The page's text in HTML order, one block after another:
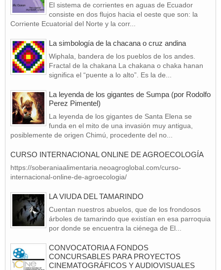
El sistema de corrientes en aguas de Ecuador
consiste en dos flujos hacia el oeste que son: la
Corriente Ecuatorial del Norte y la corr...
La simbología de la chacana o cruz andina
Wiphala, bandera de los pueblos de los andes.
Fractal de la chakana La chakana o chaka hanan
significa el “puente a lo alto”. Es la de...
La leyenda de los gigantes de Sumpa (por Rodolfo
Perez Pimentel)
La leyenda de los gigantes de Santa Elena se
funda en el mito de una invasión muy antigua,
posiblemente de origen Chimú, procedente del no...
CURSO INTERNACIONAL ONLINE DE AGROECOLOGÍA
https://soberaniaalimentaria.neoagroglobal.com/curso-
internacional-online-de-agroecologia/
LA VIUDA DEL TAMARINDO
Cuentan nuestros abuelos, que de los frondosos
árboles de tamarindo que existían en esa parroquia
por donde se encuentra la ciénega de El...
CONVOCATORIA A FONDOS
CONCURSABLES PARA PROYECTOS
CINEMATOGRÁFICOS Y AUDIOVISUALES